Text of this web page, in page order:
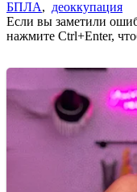
БПЛА, деоккупация
Если вы заметили
нажмите Ctrl+Enter,